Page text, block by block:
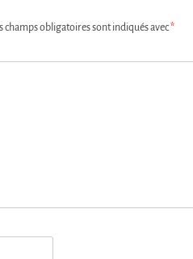
champs obligatoires sont indiqués avec*